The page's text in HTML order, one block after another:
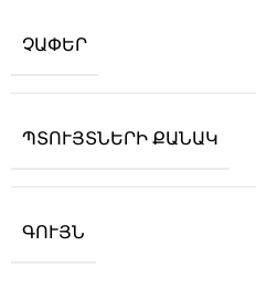
ՉԱՓԵՐ
ՊՏՈՒՅՏՆԵՐԻ ՔԱՆԱԿ
ԳՈՒՅՆ